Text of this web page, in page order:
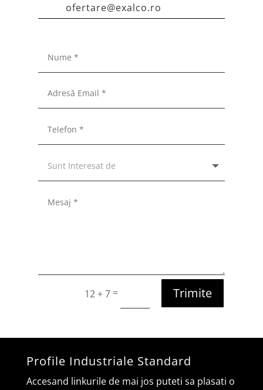
ofertare@exalco.ro
12 + 7 = Trimite
Profile Industriale Standard
Accesand linkurile de mai jos puteti sa plasati o